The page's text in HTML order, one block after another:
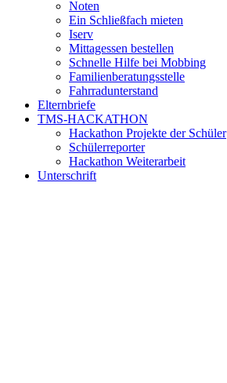
Noten
Ein Schließfach mieten
Iserv
Mittagessen bestellen
Schnelle Hilfe bei Mobbing
Familienberatungsstelle
Fahrradunterstand
Elternbriefe
TMS-HACKATHON
Hackathon Projekte der Schüler
Schülerreporter
Hackathon Weiterarbeit
Unterschrift